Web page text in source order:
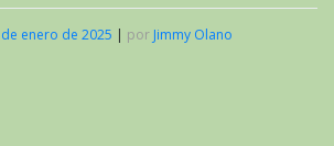
enero de 2025 | por Jimmy Olano